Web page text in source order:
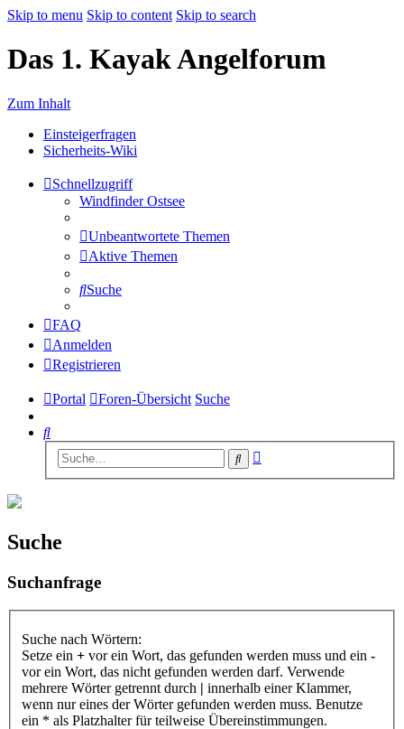
Skip to menu Skip to content Skip to search
Das 1. Kayak Angelforum
Zum Inhalt
Einsteigerfragen
Sicherheits-Wiki
Schnellzugriff
Windfinder Ostsee
Unbeantwortete Themen
Aktive Themen
Suche
FAQ
Anmelden
Registrieren
Portal Foren-Übersicht Suche
Suche
Suche
Suche
Suchanfrage
Suche nach Wörtern:
Setze ein + vor ein Wort, das gefunden werden muss und ein -
vor ein Wort, das nicht gefunden werden darf. Verwende
mehrere Wörter getrennt durch | innerhalb einer Klammer,
wenn nur eines der Wörter gefunden werden muss. Benutze
ein * als Platzhalter für teilweise Übereinstimmungen.